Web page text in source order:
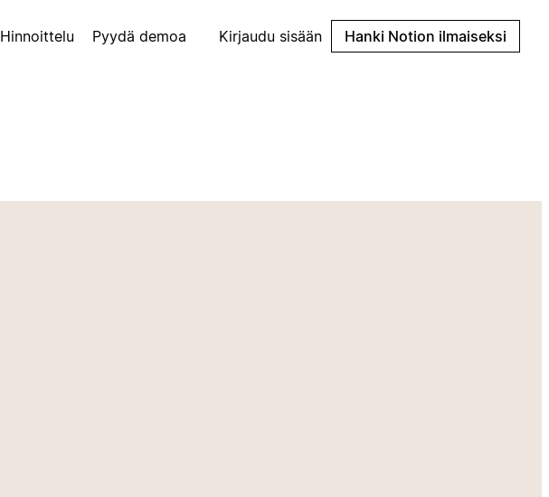
Hinnoittelu Pyydä demoa Kirjaudu sisään Hanki Notion ilmaiseksi